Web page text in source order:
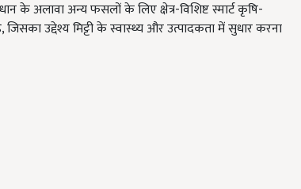
के अलावा अन्य फसलों के लिए क्षेत्र-विशिष्ट स्मार्ट कृषि-
उद्देश्य मिट्टी के स्वास्थ्य और उत्पादकता में सुधार करना